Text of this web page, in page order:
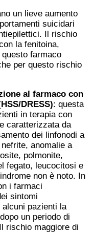
un lieve aumento
suicidari
Il rischio
la fenitoina,
farmaco
per questo rischio
al farmaco con
DRESS): questa
in terapia con
caratterizzata da
dei linfonodi a
anomalie a
polmonite,
fegato, leucocitosi e
non è noto. In
i farmaci
sintomi
pazienti la
un periodo di
rischio maggiore di